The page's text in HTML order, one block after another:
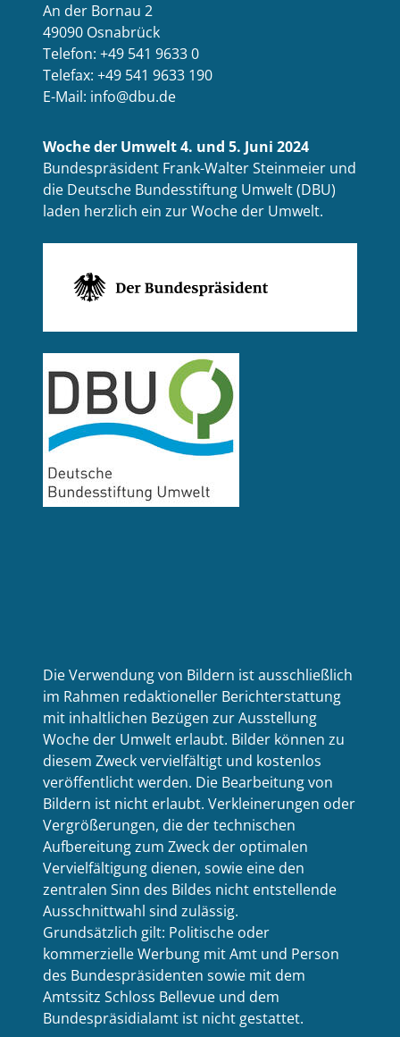
An der Bornau 2
49090 Osnabrück
Telefon: +49 541 9633 0
Telefax: +49 541 9633 190
E-Mail: info@dbu.de
Woche der Umwelt 4. und 5. Juni 2024
Bundespräsident Frank-Walter Steinmeier und
die Deutsche Bundesstiftung Umwelt (DBU)
laden herzlich ein zur Woche der Umwelt.
Die Verwendung von Bildern ist ausschließlich
im Rahmen redaktioneller Berichterstattung
mit inhaltlichen Bezügen zur Ausstellung
Woche der Umwelt erlaubt. Bilder können zu
diesem Zweck vervielfältigt und kostenlos
veröffentlicht werden. Die Bearbeitung von
Bildern ist nicht erlaubt. Verkleinerungen oder
Vergrößerungen, die der technischen
Aufbereitung zum Zweck der optimalen
Vervielfältigung dienen, sowie eine den
zentralen Sinn des Bildes nicht entstellende
Ausschnittwahl sind zulässig.
Grundsätzlich gilt: Politische oder
kommerzielle Werbung mit Amt und Person
des Bundespräsidenten sowie mit dem
Amtssitz Schloss Bellevue und dem
Bundespräsidialamt ist nicht gestattet.